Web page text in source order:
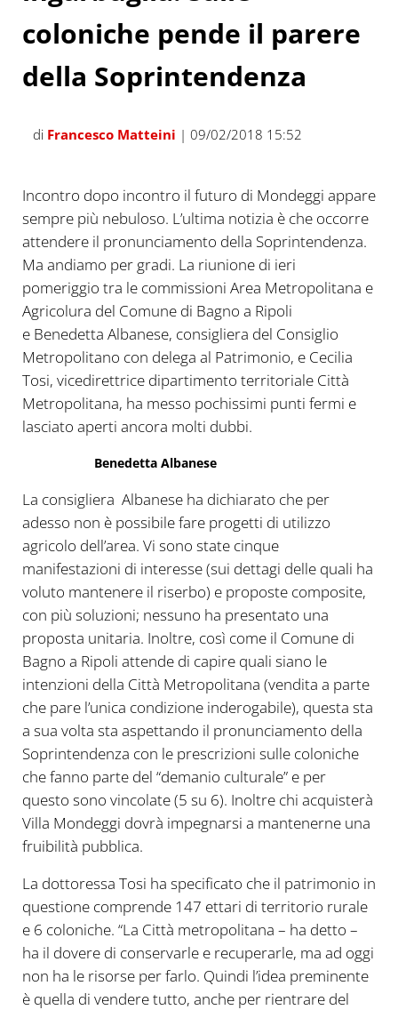
coloniche pende il parere
della Soprintendenza
di Francesco Matteini | 09/02/2018 15:52
Incontro dopo incontro il futuro di Mondeggi appare
sempre più nebuloso. L’ultima notizia è che occorre
attendere il pronunciamento della Soprintendenza.
Ma andiamo per gradi. La riunione di ieri
pomeriggio tra le commissioni Area Metropolitana e
Agricolura del Comune di Bagno a Ripoli
e Benedetta Albanese, consigliera del Consiglio
Metropolitano con delega al Patrimonio, e Cecilia
Tosi, vicedirettrice dipartimento territoriale Città
Metropolitana, ha messo pochissimi punti fermi e
lasciato aperti ancora molti dubbi.
Benedetta Albanese
La consigliera Albanese ha dichiarato che per
adesso non è possibile fare progetti di utilizzo
agricolo dell’area. Vi sono state cinque
manifestazioni di interesse (sui dettagi delle quali ha
voluto mantenere il riserbo) e proposte composite,
con più soluzioni; nessuno ha presentato una
proposta unitaria. Inoltre, così come il Comune di
Bagno a Ripoli attende di capire quali siano le
intenzioni della Città Metropolitana (vendita a parte
che pare l’unica condizione inderogabile), questa sta
a sua volta sta aspettando il pronunciamento della
Soprintendenza con le prescrizioni sulle coloniche
che fanno parte del “demanio culturale” e per
questo sono vincolate (5 su 6). Inoltre chi acquisterà
Villa Mondeggi dovrà impegnarsi a mantenerne una
fruibilità pubblica.
La dottoressa Tosi ha specificato che il patrimonio in
questione comprende 147 ettari di territorio rurale
e 6 coloniche. “La Città metropolitana – ha detto –
ha il dovere di conservarle e recuperarle, ma ad oggi
non ha le risorse per farlo. Quindi l’idea preminente
è quella di vendere tutto, anche per rientrare del